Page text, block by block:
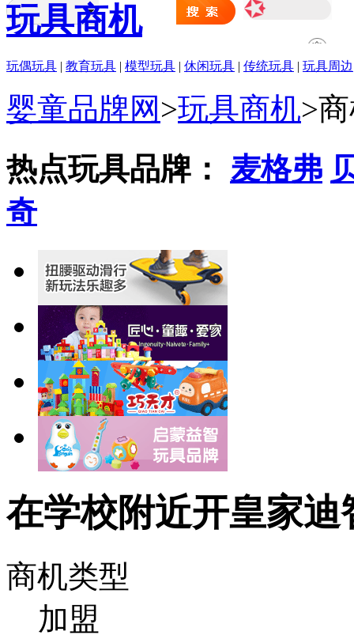
玩具商机
玩偶玩具 | 教育玩具 | 模型玩具 | 休闲玩具 | 传统玩具 | 玩具周边
婴童品牌网 >玩具商机>
热点玩具品牌：
麦格弗
奇
在学校附近开皇家
商机类型
加盟